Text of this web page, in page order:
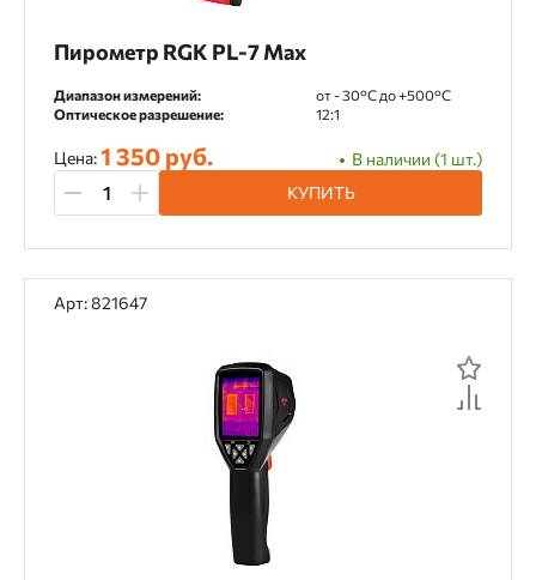
Пирометр RGK PL-7 Max
Диапазон измерений:
от - 30°С до +500°С
Оптическое разрешение:
12:1
Цена:1 350 руб.
В наличии (1 шт.)
КУПИТЬ
Арт: 821647